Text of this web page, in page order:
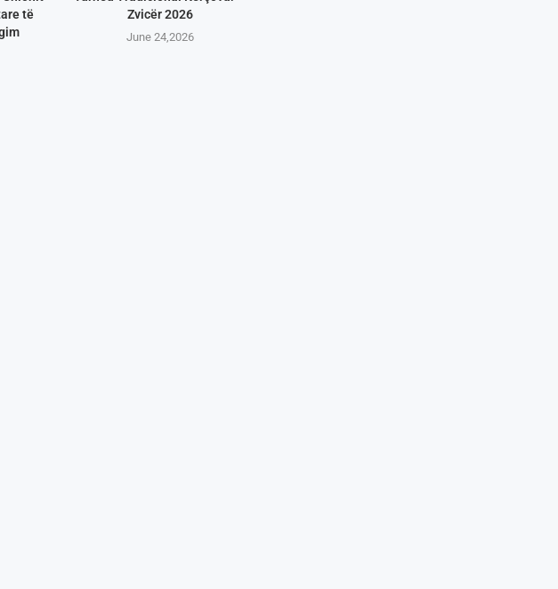
të
Zvicër 2026
June 24,2026